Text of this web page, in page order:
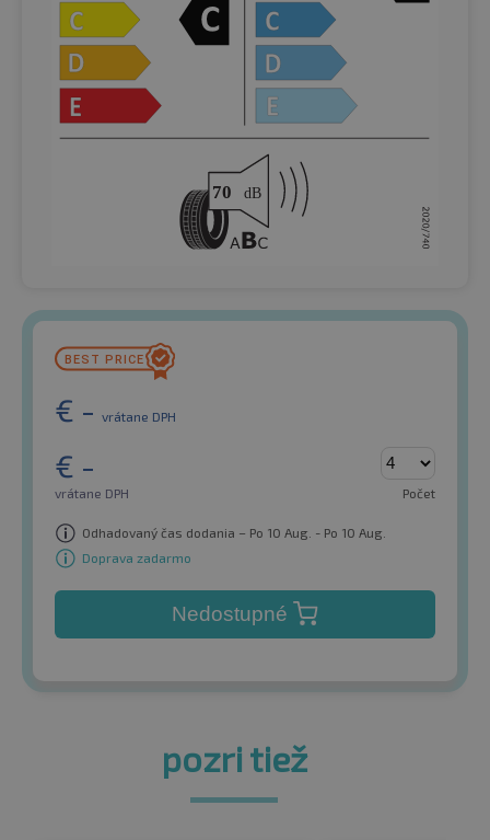
€ - vrátane DPH
€ -
vrátane DPH Počet
Odhadovaný čas dodania – Po 10 Aug. - Po 10 Aug.
Doprava zadarmo
Nedostupné
pozri tiež